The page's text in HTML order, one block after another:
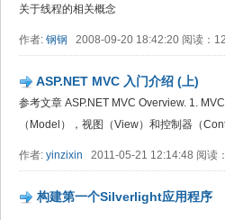
关于线程的相关概念
作者: 钢钢 2008-09-20 18:42:20 阅读：
ASP.NET MVC 入门介绍 (上)
参考文章 ASP.NET MVC Overview. 1.
（Model），视图（View）和控制器（
作者: yinzixin 2011-05-21 12:14:48 阅读
构建第一个Silverlight应用程序